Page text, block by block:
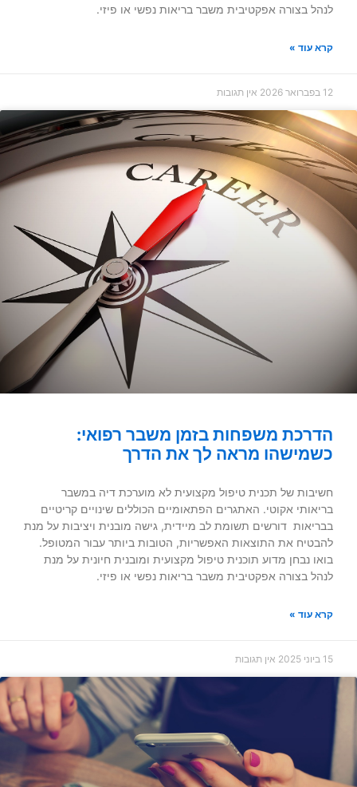
לנהל בצורה אפקטיבית משבר בריאות נפשי או פיזי.
קרא עוד »
12 בפברואר 2026 אין תגובות
הדרכת משפחות בזמן משבר רפואי:
כשמישהו מראה לך את הדרך
חשיבות של תכנית טיפול מקצועית לא מוערכת דיה במשבר
בריאותי אקוטי. האתגרים הפתאומיים הכוללים שינויים קריטיים
בבריאות דורשים תשומת לב מיידית, גישה מובנית ויציבות על מנת
להבטיח את התוצאות האפשריות, הטובות ביותר עבור המטופל.
בואו נבחן מדוע תוכנית טיפול מקצועית ומובנית חיונית על מנת
לנהל בצורה אפקטיבית משבר בריאות נפשי או פיזי.
קרא עוד »
15 ביוני 2025 אין תגובות